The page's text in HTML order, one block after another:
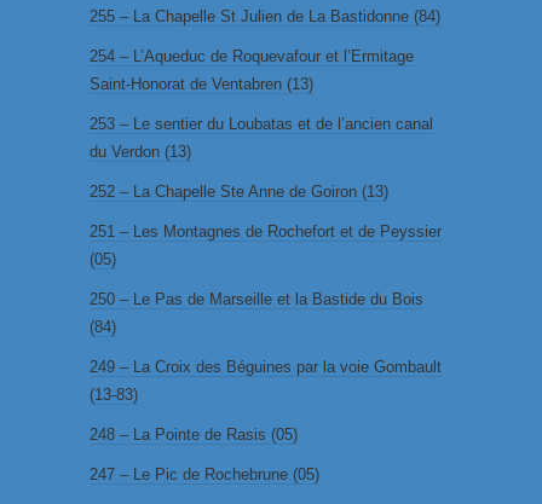
255 – La Chapelle St Julien de La Bastidonne (84)
254 – L’Aqueduc de Roquevafour et l’Ermitage
Saint-Honorat de Ventabren (13)
253 – Le sentier du Loubatas et de l’ancien canal
du Verdon (13)
252 – La Chapelle Ste Anne de Goiron (13)
251 – Les Montagnes de Rochefort et de Peyssier
(05)
250 – Le Pas de Marseille et la Bastide du Bois
(84)
249 – La Croix des Béguines par la voie Gombault
(13-83)
248 – La Pointe de Rasis (05)
247 – Le Pic de Rochebrune (05)